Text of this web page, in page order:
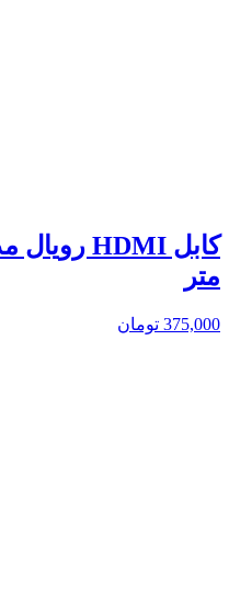
متر
375,000 تومان